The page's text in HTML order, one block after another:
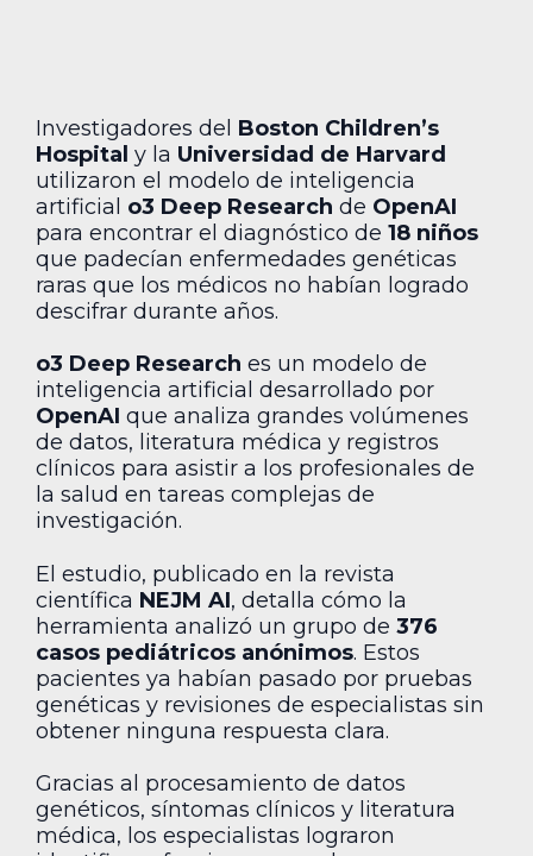
Investigadores del Boston Children’s
Hospital y la Universidad de Harvard
utilizaron el modelo de inteligencia
artificial o3 Deep Research de OpenAI
para encontrar el diagnóstico de 18 niños
que padecían enfermedades genéticas
raras que los médicos no habían logrado
descifrar durante años.
o3 Deep Research es un modelo de
inteligencia artificial desarrollado por
OpenAI que analiza grandes volúmenes
de datos, literatura médica y registros
clínicos para asistir a los profesionales de
la salud en tareas complejas de
investigación.
El estudio, publicado en la revista
científica NEJM AI, detalla cómo la
herramienta analizó un grupo de 376
casos pediátricos anónimos. Estos
pacientes ya habían pasado por pruebas
genéticas y revisiones de especialistas sin
obtener ninguna respuesta clara.
Gracias al procesamiento de datos
genéticos, síntomas clínicos y literatura
médica, los especialistas lograron